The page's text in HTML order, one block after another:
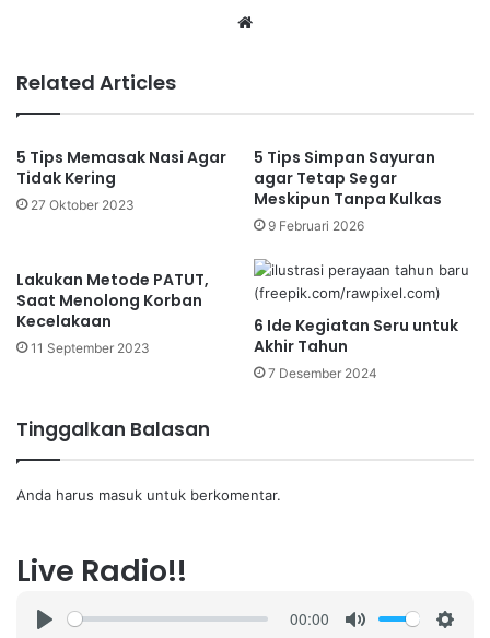
Related Articles
5 Tips Memasak Nasi Agar
Tidak Kering
27 Oktober 2023
5 Tips Simpan Sayuran
agar Tetap Segar
Meskipun Tanpa Kulkas
9 Februari 2026
Lakukan Metode PATUT,
Saat Menolong Korban
Kecelakaan
11 September 2023
6 Ide Kegiatan Seru untuk
Akhir Tahun
7 Desember 2024
Tinggalkan Balasan
Anda harus masuk untuk berkomentar.
Live Radio!!
00:00